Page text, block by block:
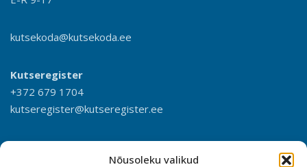
Nõusoleku valikud
kutsekoda@kutsekoda.ee
Kutseregister
+372 679 1704
kutseregister@kutseregister.ee